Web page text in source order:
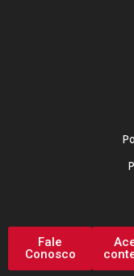
Fale
Conosco